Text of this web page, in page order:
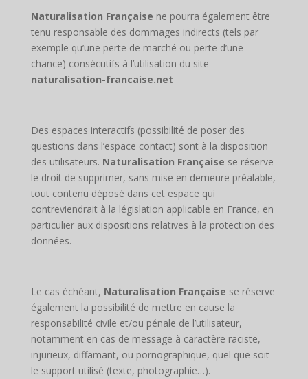
Naturalisation Française ne pourra également être
tenu responsable des dommages indirects (tels par
exemple qu’une perte de marché ou perte d’une
chance) consécutifs à l’utilisation du site
naturalisation-francaise.net
Des espaces interactifs (possibilité de poser des
questions dans l’espace contact) sont à la disposition
des utilisateurs. Naturalisation Française se réserve
le droit de supprimer, sans mise en demeure préalable,
tout contenu déposé dans cet espace qui
contreviendrait à la législation applicable en France, en
particulier aux dispositions relatives à la protection des
données.
Le cas échéant, Naturalisation Française se réserve
également la possibilité de mettre en cause la
responsabilité civile et/ou pénale de l’utilisateur,
notamment en cas de message à caractère raciste,
injurieux, diffamant, ou pornographique, quel que soit
le support utilisé (texte, photographie…).